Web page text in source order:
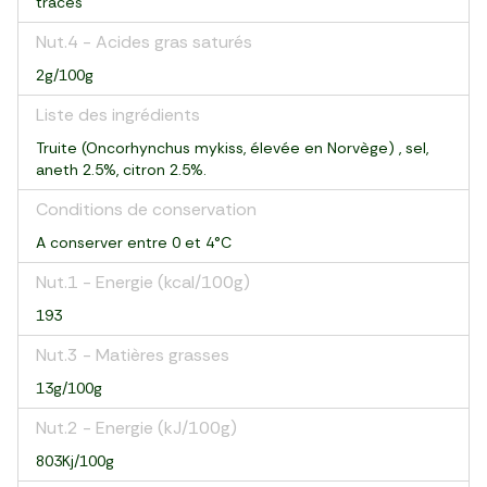
Nut.4 - Acides gras saturés
2g/100g
Liste des ingrédients
Truite (Oncorhynchus mykiss, élevée en Norvège) , sel,
aneth 2.5%, citron 2.5%.
Conditions de conservation
A conserver entre 0 et 4°C
Nut.1 - Energie (kcal/100g)
193
Nut.3 - Matières grasses
13g/100g
Nut.2 - Energie (kJ/100g)
803Kj/100g